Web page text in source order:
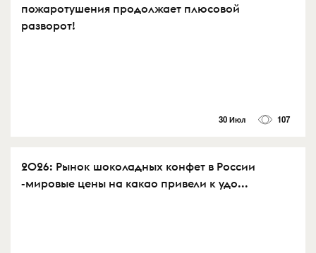
пожаротушения продолжает плюсовой
разворот!
30 Июл 107
2026: Рынок шоколадных конфет в России
-мировые цены на какао привели к удо...